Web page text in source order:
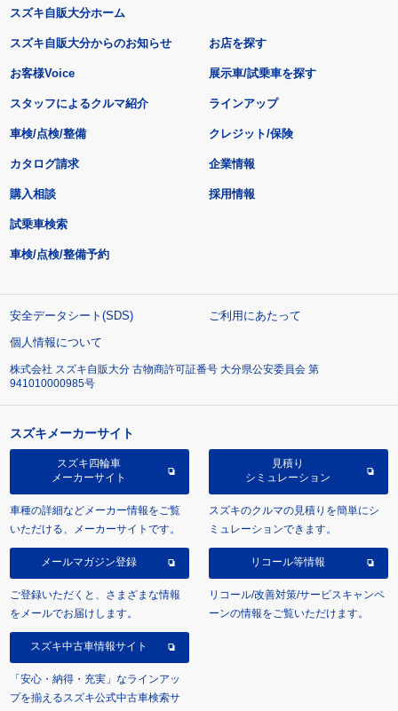
スズキ自販大分ホーム
スズキ自販大分からのお知らせ
お客様Voice
スタッフによるクルマ紹介
お店を探す
展示車/試乗車を探す
ラインアップ
車検/点検/整備 クレジット/保険
カタログ請求
購入相談
試乗車検索
車検/点検/整備予約
企業情報
採用情報
安全データシート(SDS)
ご利用にあたって
個人情報について
株式会社 スズキ自販大分 古物商許可証番号 大分県公安委員会 第
941010000985号
スズキメーカーサイト
スズキ四輪車
メーカーサイト
車種の詳細などメーカー情報をご覧
いただける、メーカーサイトです。
見積り
シミュレーション
スズキのクルマの見積りを簡単にシ
ミュレーションできます。
メールマガジン登録
ご登録いただくと、さまざまな情報
をメールでお届けします。
リコール等情報
リコール/改善対策/サービスキャンペ
ーンの情報をご覧いただけます。
スズキ中古車情報サイト
「安心・納得・充実」なラインアッ
プを揃えるスズキ公式中古車検索サ